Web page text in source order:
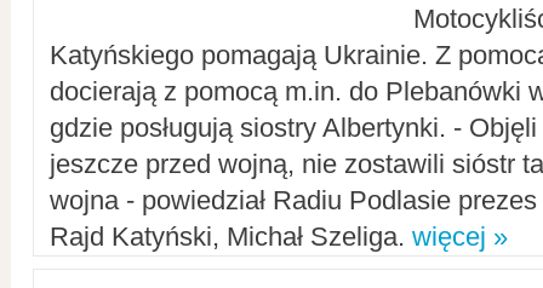
Katyńskiego pomagają Ukrainie. Z
docierają z pomocą m.in. do Plebanówki
gdzie posługują siostry Albertynki. -
jeszcze przed wojną, nie zostawili sióstr
wojna - powiedział Radiu Podlasie
Rajd Katyński, Michał Szeliga. więcej »